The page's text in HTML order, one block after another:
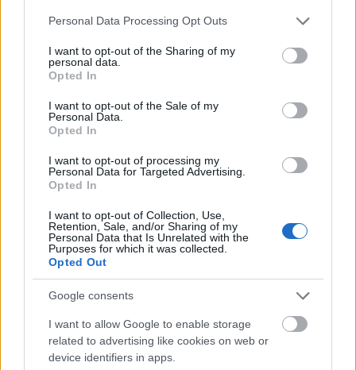
Please note that this website/app uses one or more Google
not limited to your visit or usage behaviour. You may click to
grant or deny consent to Google and its third-party tags to
use your data for below specified purposes in below Google
consent section.
Personal Data Processing Opt Outs
I want to opt-out of the Sharing of my
personal data.
Opted In
I want to opt-out of the Sale of my
Personal Data.
Opted In
I want to opt-out of processing my
Personal Data for Targeted Advertising.
Opted In
I want to opt-out of Collection, Use,
Retention, Sale, and/or Sharing of my
Personal Data that Is Unrelated with the
Purposes for which it was collected.
Opted Out
Google consents
I want to allow Google to enable storage
related to advertising like cookies on web or
device identifiers in apps.
közötti mélységes szakadékok. Ezt egy olyan, valódi
esélyteremtő rendszer tudja megvalósítani, amely a
mainstream döntései meghozatala során is első
sorban a legrosszabb helyzetben lévők érdekeit
tartja szem előtt. Olyan rendszer, amely abban
érdekelt, hogy az oktatás minőségének átlaga
növekedjen, és ne kizárólag a különböző elitek
babérokat.
dolgokban, amit csinálunk, ne legyen „habiszti”. Ez a
kifejezés egy olyan nyílt hazugságot jelent,
amelyben mindenki számíthat arra, hogy a másik is
tisztában van az ő teljesen cinikus megközelítésével.
A ma Magyarországán azonban ez teljes mértékben
hétköznapi. Habiszti, amikor a miniszterelnök azért
tagad meg mindenféle anyagi segítséget – sőt lassan
már a minimálisan elvárható emberi reakciót is –
emberektől, mert Magyarországon itt van az a 600